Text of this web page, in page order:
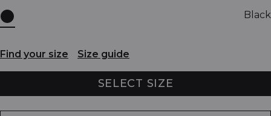
Black
Find your size Size guide
SELECT SIZE